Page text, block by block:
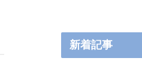
新着記事